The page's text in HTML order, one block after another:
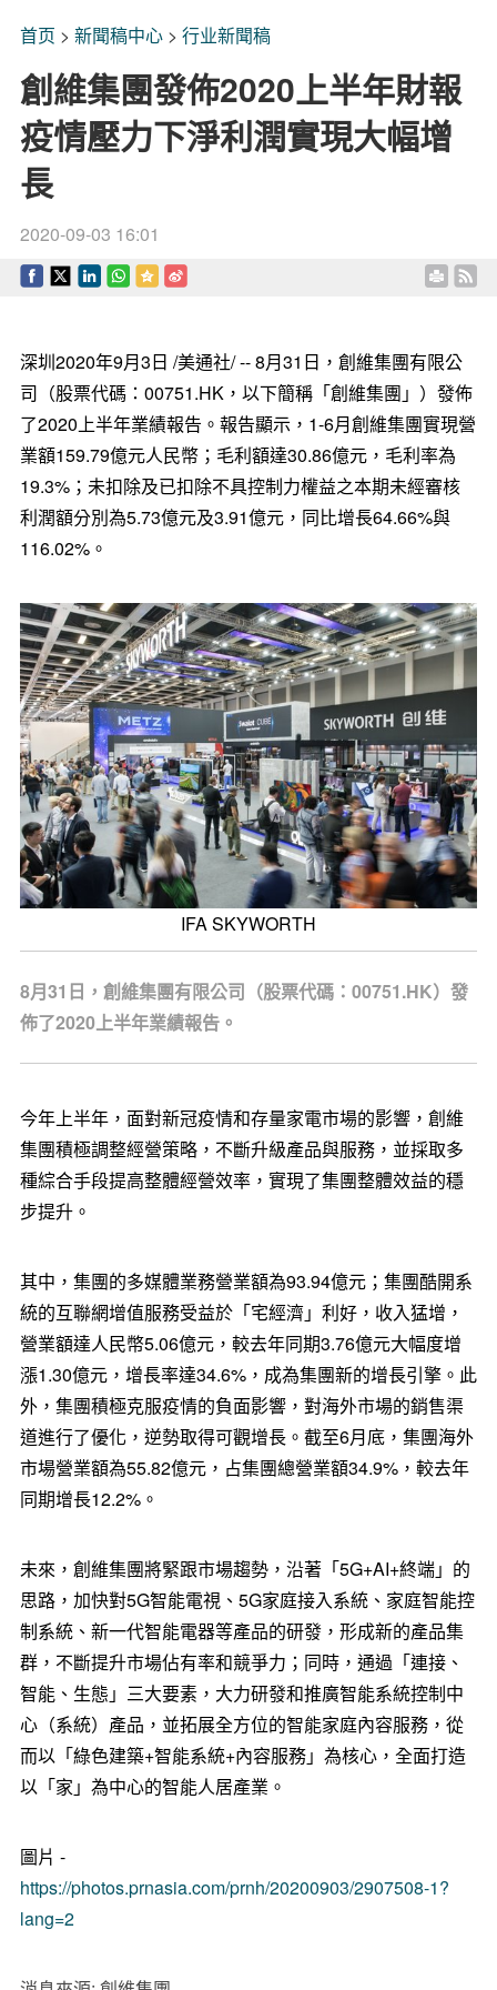
首页 > 新聞稿中心> 行业新聞稿
創維集團發佈2020上半年財報
疫情壓力下淨利潤實現大幅增
長
2020-09-03 16:01
深圳2020年9月3日 /美通社/ -- 8月31日，創維集團有限公
司（股票代碼：00751.HK，以下簡稱「創維集團」）發佈
了2020上半年業績報告。報告顯示，1-6月創維集團實現營
業額159.79億元人民幣；毛利額達30.86億元，毛利率為
19.3%；未扣除及已扣除不具控制力權益之本期未經審核
利潤額分別為5.73億元及3.91億元，同比增長64.66%與
116.02%。
IFA SKYWORTH
8月31日，創維集團有限公司（股票代碼：00751.HK）發
佈了2020上半年業績報告。
今年上半年，面對新冠疫情和存量家電市場的影響，創維
集團積極調整經營策略，不斷升級產品與服務，並採取多
種綜合手段提高整體經營效率，實現了集團整體效益的穩
步提升。
其中，集團的多媒體業務營業額為93.94億元；集團酷開系
統的互聯網增值服務受益於「宅經濟」利好，收入猛增，
營業額達人民幣5.06億元，較去年同期3.76億元大幅度增
漲1.30億元，增長率達34.6%，成為集團新的增長引擎。此
外，集團積極克服疫情的負面影響，對海外市場的銷售渠
道進行了優化，逆勢取得可觀增長。截至6月底，集團海外
市場營業額為55.82億元，占集團總營業額34.9%，較去年
同期增長12.2%。
未來，創維集團將緊跟市場趨勢，沿著「5G+AI+終端」的
思路，加快對5G智能電視、5G家庭接入系統、家庭智能控
制系統、新一代智能電器等產品的研發，形成新的產品集
群，不斷提升市場佔有率和競爭力；同時，通過「連接、
智能、生態」三大要素，大力研發和推廣智能系統控制中
心（系統）產品，並拓展全方位的智能家庭內容服務，從
而以「綠色建築+智能系統+內容服務」為核心，全面打造
以「家」為中心的智能人居產業。
圖片 -
https://photos.prnasia.com/prnh/20200903/2907508-1?
lang=2